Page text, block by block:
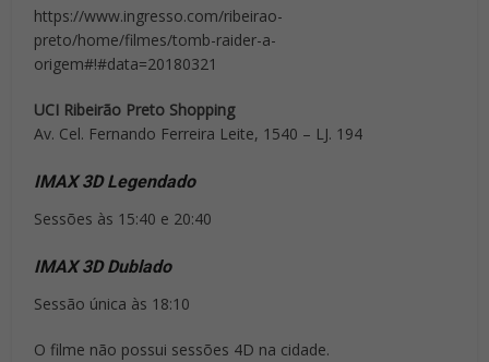
https://www.ingresso.com/ribeirao-
preto/home/filmes/tomb-raider-a-
origem#!#data=20180321
UCI Ribeirão Preto Shopping
Av. Cel. Fernando Ferreira Leite, 1540 – LJ. 194
IMAX 3D Legendado
Sessões às 15:40 e 20:40
IMAX 3D Dublado
Sessão única às 18:10
O filme não possui sessões 4D na cidade.